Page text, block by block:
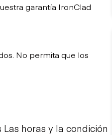
garantía IronClad
No permita que los
horas y la condición